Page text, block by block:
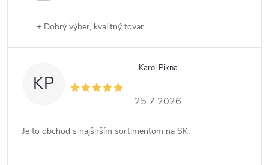
+ Dobrý výber, kvalitný tovar
KP
Karol Pikna
25.7.2026
Je to obchod s najširším sortimentom na SK.